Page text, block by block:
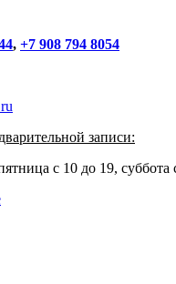
, +7 908 794 8054
записи:
с 10 до 19, суббота